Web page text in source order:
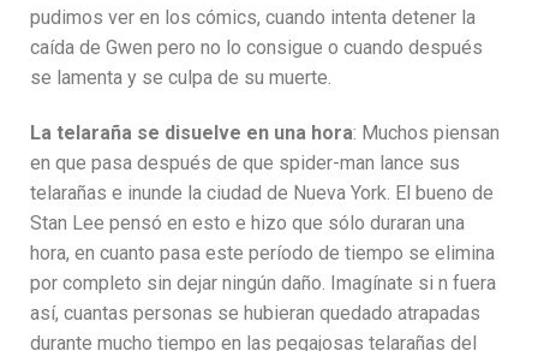
pudimos ver en los cómics, cuando intenta detener la
caída de Gwen pero no lo consigue o cuando después
se lamenta y se culpa de su muerte.
La telaraña se disuelve en una hora: Muchos piensan
en que pasa después de que spider-man lance sus
telarañas e inunde la ciudad de Nueva York. El bueno de
Stan Lee pensó en esto e hizo que sólo duraran una
hora, en cuanto pasa este período de tiempo se elimina
por completo sin dejar ningún daño. Imagínate si n fuera
así, cuantas personas se hubieran quedado atrapadas
durante mucho tiempo en las pegajosas telarañas del